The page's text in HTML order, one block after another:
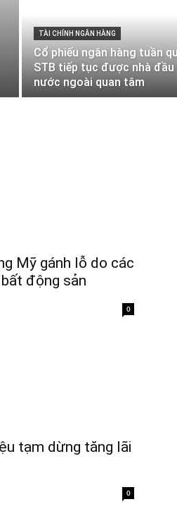
TÀI CHÍNH NGÂN HÀNG
Cổ phiếu ngân hàng tuần
STB tiếp tục được nhà
nước ngoài quan tâm
Mỹ gánh lỗ do các
động sản
0
tạm dừng tăng lãi
0